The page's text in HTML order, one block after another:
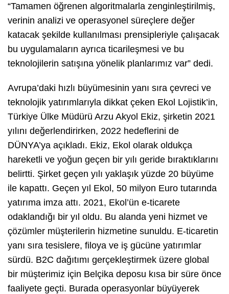
“Tamamen öğrenen algoritmalarla zenginleştirilmiş,
verinin analizi ve operasyonel süreçlere değer
katacak şekilde kullanılması prensipleriyle çalışacak
bu uygulamaların ayrıca ticarileşmesi ve bu
teknolojilerin satışına yönelik planlarımız var” dedi.
Avrupa’daki hızlı büyümesinin yanı sıra çevreci ve
teknolojik yatırımlarıyla dikkat çeken Ekol Lojistik’in,
Türkiye Ülke Müdürü Arzu Akyol Ekiz, şirketin 2021
yılını değerlendirirken, 2022 hedeflerini de
DÜNYA’ya açıkladı. Ekiz, Ekol olarak oldukça
hareketli ve yoğun geçen bir yılı geride bıraktıklarını
belirtti. Şirket geçen yılı yaklaşık yüzde 20 büyüme
ile kapattı. Geçen yıl Ekol, 50 milyon Euro tutarında
yatırıma imza attı. 2021, Ekol’ün e-ticarete
odaklandığı bir yıl oldu. Bu alanda yeni hizmet ve
çözümler müşterilerin hizmetine sunuldu. E-ticaretin
yanı sıra tesislere, filoya ve iş gücüne yatırımlar
sürdü. B2C dağıtımı gerçekleştirmek üzere global
bir müşterimiz için Belçika deposu kısa bir süre önce
faaliyete geçti. Burada operasyonlar büyüyerek